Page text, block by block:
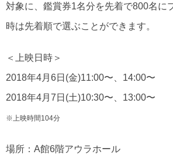
対象に、鑑賞券1名分を先着で800名に
時は先着順で選ぶことができます。
＜上映日時＞
2018年4月6日(金)11:00〜、14:00〜
2018年4月7日(土)10:30〜、13:00〜
※上映時間104分
場所：A館6階アウラホール